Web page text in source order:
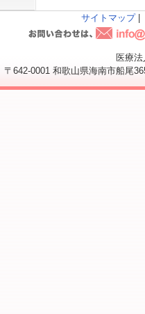
サイトマップ|
医療
〒642-0001 和歌山県海南市船尾